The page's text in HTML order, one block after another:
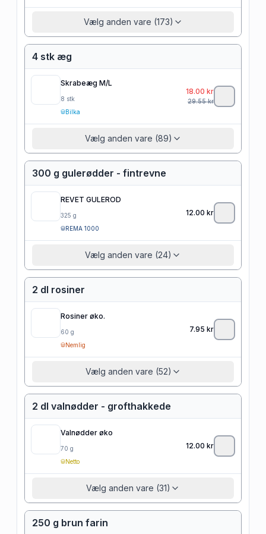
Vælg anden vare (173)
4 stk æg
Skrabeæg M/L
8 stk
Bilka
18.00 kr
29.55kr
Vælg anden vare (89)
300 g gulerødder - fintrevne
REVET GULEROD
325 g
REMA 1000
12.00 kr
Vælg anden vare (24)
2 dl rosiner
Rosiner øko.
60 g
Nemlig
7.95 kr
Vælg anden vare (52)
2 dl valnødder - grofthakkede
Valnødder øko
70 g
Netto
12.00 kr
Vælg anden vare (31)
250 g brun farin